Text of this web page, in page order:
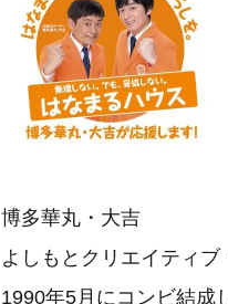
博多華丸・大吉
よしもとクリエイティブ
1990年5月にコンビ結成